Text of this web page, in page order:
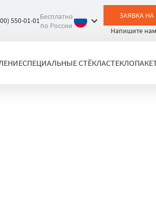
550-01-01Бесплатно
по России
ЗАЯВКА НА
Напишите
СПЕЦИАЛЬНЫЕ СТЁКЛА